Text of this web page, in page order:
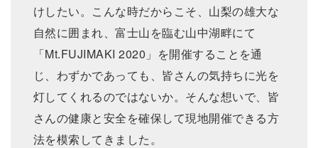
けしたい。こんな時だからこそ、山梨の雄大な
自然に囲まれ、富士山を臨む山中湖畔にて
「Mt.FUJIMAKI 2020」を開催することを通
じ、わずかであっても、皆さんの気持ちに光を
灯してくれるのではないか。そんな想いで、皆
さんの健康と安全を確保して現地開催できる方
法を模索してきました。